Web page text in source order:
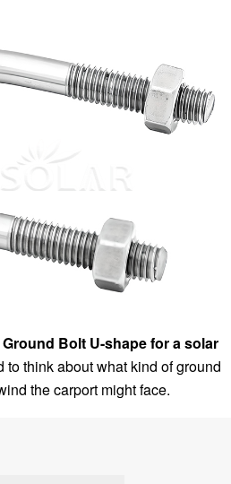
Ground Bolt U-shape for a solar
to think about what kind of ground
the carport might face.